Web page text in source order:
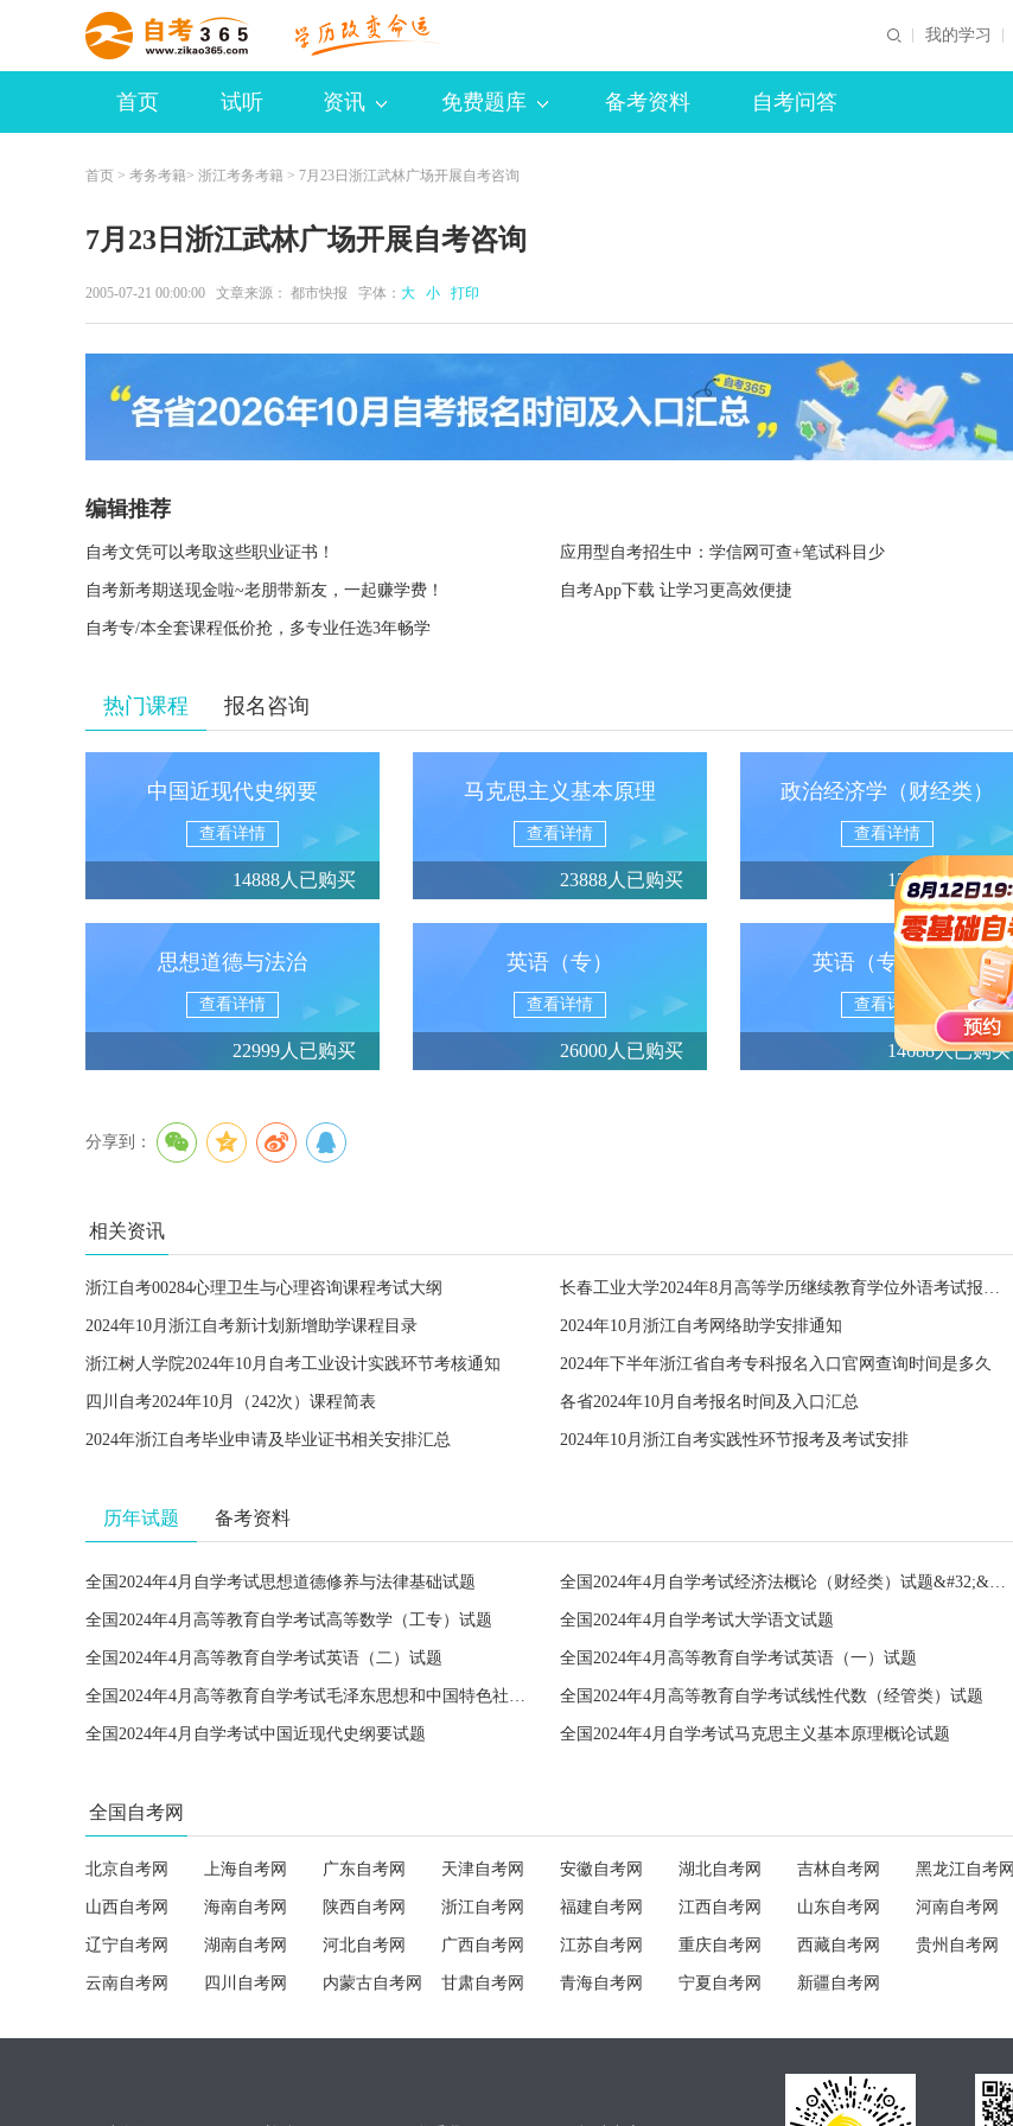
我的学习
首页 试听 资讯 免费题库 备考资料 自考问答
首页 > 考务考籍> 浙江考务考籍 > 7月23日浙江武林广场开展自考咨询
7月23日浙江武林广场开展自考咨询
2005-07-21 00:00:00 文章来源： 都市快报 字体： 大 小 打印
编辑推荐
自考文凭可以考取这些职业证书！ 应用型自考招生中：学信网可查+笔试科目少
自考新考期送现金啦~老朋带新友，一起赚学费！ 自考App下载 让学习更高效便捷
自考专/本全套课程低价抢，多专业任选3年畅学
热门课程 报名咨询
中国近现代史纲要
查看详情
14888人已购买
马克思主义基本原理
查看详情
23888人已购买
政治经济学（财经类）
查看详情
13950人已购买
思想道德与法治
查看详情
22999人已购买
英语（专）
查看详情
26000人已购买
英语（专升本）
查看详情
14688人已购买
分享到：
相关资讯
浙江自考00284心理卫生与心理咨询课程考试大纲 长春工业大学2024年8月高等学历继续教育学位外语考试报名的通知
2024年10月浙江自考新计划新增助学课程目录 2024年10月浙江自考网络助学安排通知
浙江树人学院2024年10月自考工业设计实践环节考核通知 2024年下半年浙江省自考专科报名入口官网查询时间是多久
四川自考2024年10月（242次）课程简表 各省2024年10月自考报名时间及入口汇总
2024年浙江自考毕业申请及毕业证书相关安排汇总 2024年10月浙江自考实践性环节报考及考试安排
历年试题 备考资料
全国2024年4月自学考试思想道德修养与法律基础试题 全国2024年4月自学考试经济法概论（财经类）试题&#32;&#32;
全国2024年4月高等教育自学考试高等数学（工专）试题 全国2024年4月自学考试大学语文试题
全国2024年4月高等教育自学考试英语（二）试题 全国2024年4月高等教育自学考试英语（一）试题
全国2024年4月高等教育自学考试毛泽东思想和中国特色社会主义理论体系概论试题 全国2024年4月高等教育自学考试线性代数（经管类）试题
全国2024年4月自学考试中国近现代史纲要试题 全国2024年4月自学考试马克思主义基本原理概论试题
全国自考网
北京自考网 上海自考网 广东自考网 天津自考网 安徽自考网 湖北自考网 吉林自考网 黑龙江自考网
山西自考网 海南自考网 陕西自考网 浙江自考网 福建自考网 江西自考网 山东自考网 河南自考网
辽宁自考网 湖南自考网 河北自考网 广西自考网 江苏自考网 重庆自考网 西藏自考网 贵州自考网
云南自考网 四川自考网 内蒙古自考网 甘肃自考网 青海自考网 宁夏自考网 新疆自考网